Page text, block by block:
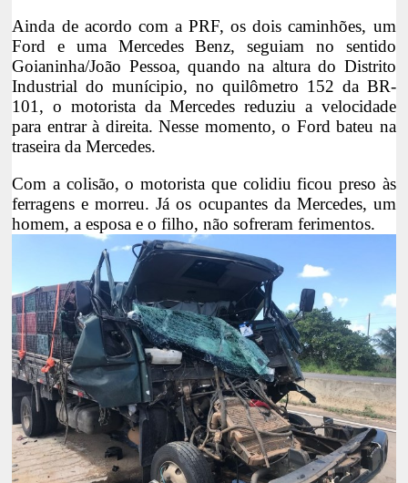
Ainda de acordo com a PRF, os dois caminhões, um
Ford e uma Mercedes Benz, seguiam no sentido
Goianinha/João Pessoa, quando na altura do Distrito
Industrial do munícipio, no quilômetro 152 da BR-
101, o motorista da Mercedes reduziu a velocidade
para entrar à direita. Nesse momento, o Ford bateu na
traseira da Mercedes.
Com a colisão, o motorista que colidiu ficou preso às
ferragens e morreu. Já os ocupantes da Mercedes, um
homem, a esposa e o filho, não sofreram ferimentos.